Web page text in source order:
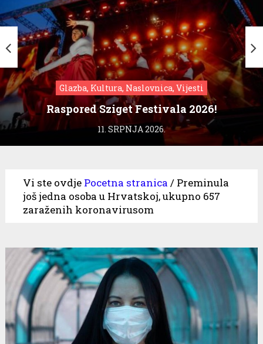
Glazba, Kultura, Naslovnica, Vijesti
Raspored Sziget Festivala 2026!
11. SRPNJA 2026.
Vi ste ovdje Pocetna stranica / Preminula
još jedna osoba u Hrvatskoj, ukupno 657
zaraženih koronavirusom